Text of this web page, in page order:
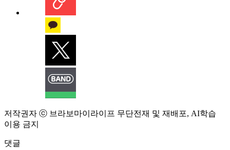
저작권자 ⓒ 브라보마이라이프 무단전재 및 재배포, AI학습
이용 금지
댓글